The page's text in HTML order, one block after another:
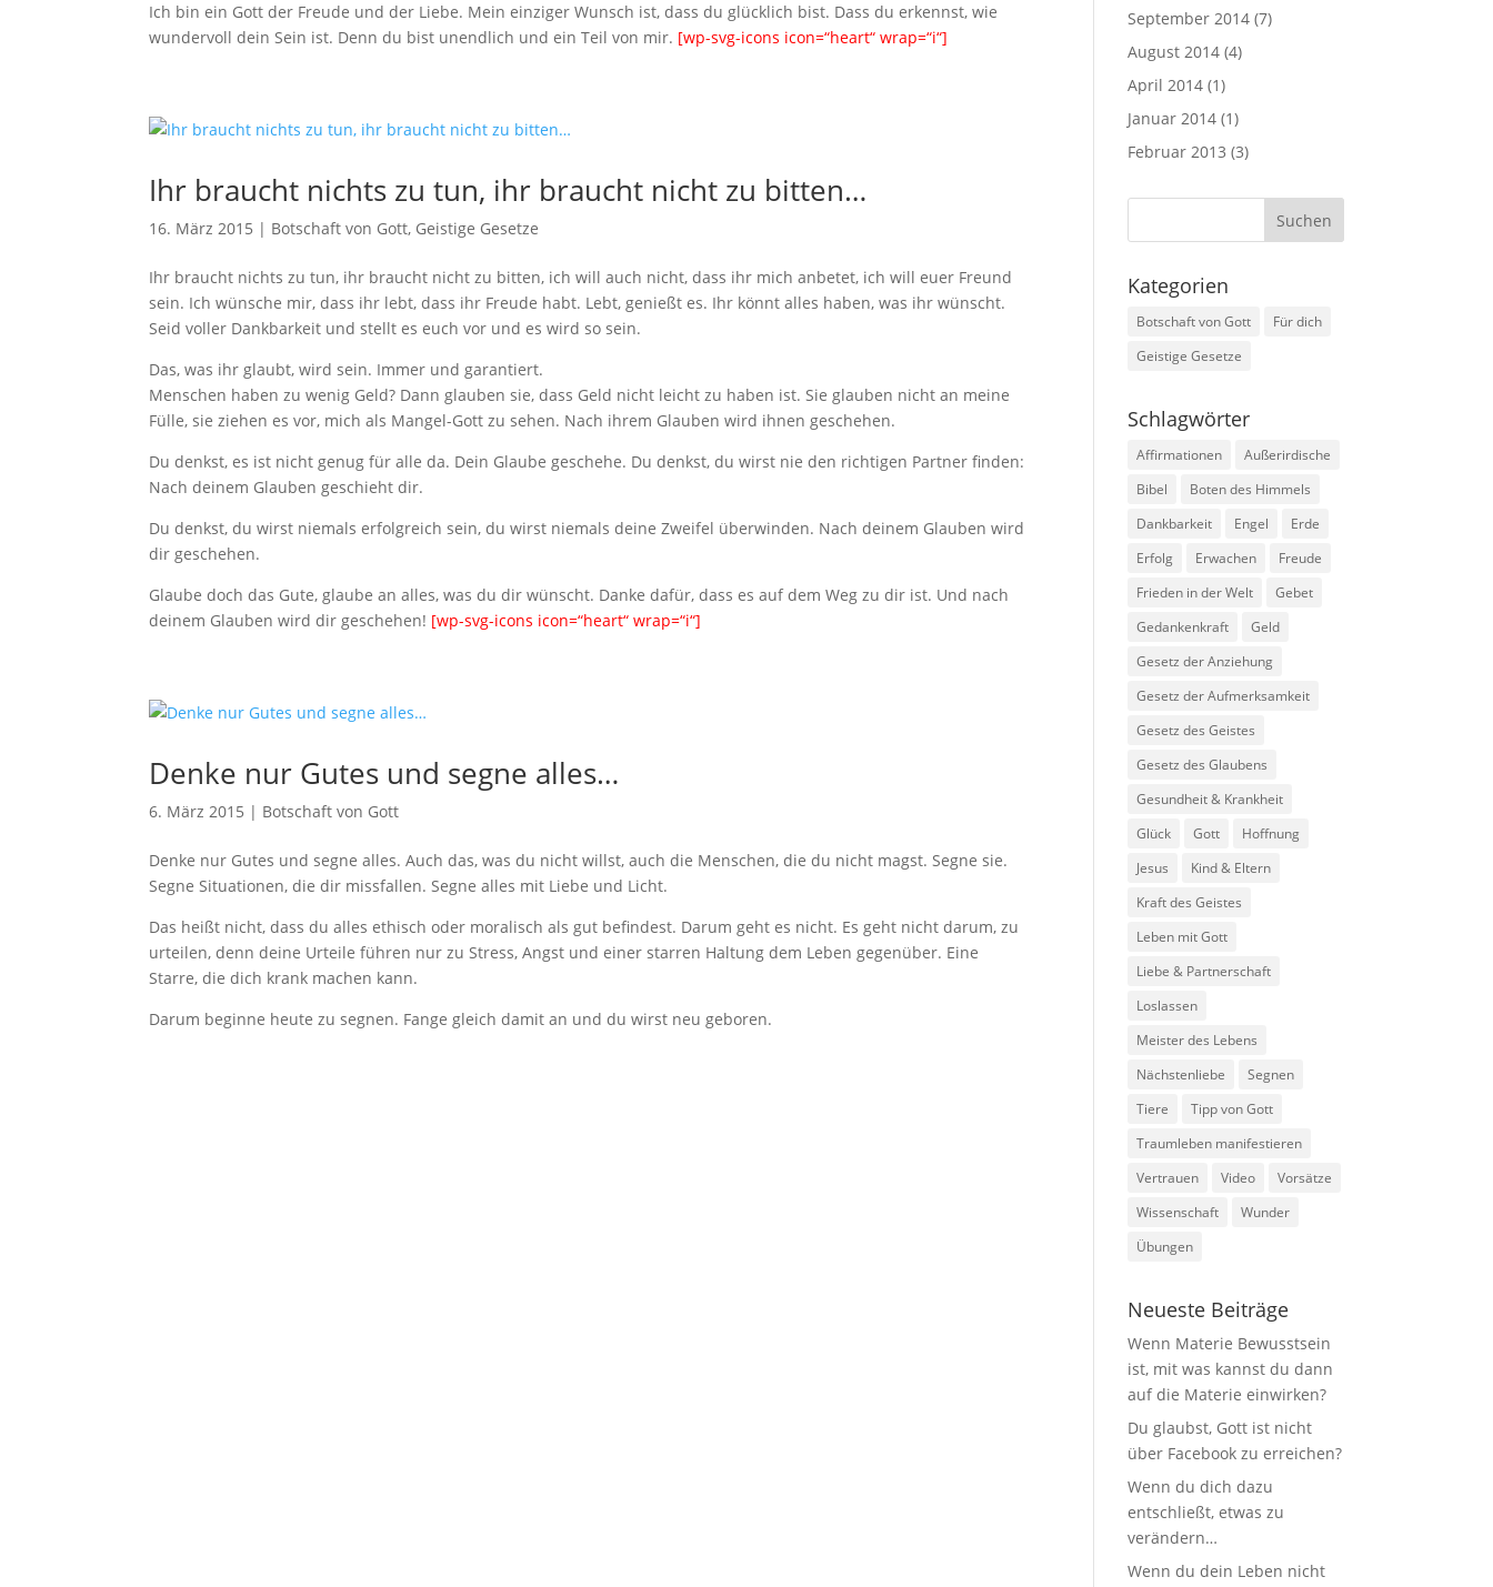
Ich bin ein Gott der Freude und der Liebe. Mein einziger Wunsch ist, dass du glücklich bist. Dass du erkennst, wie
wundervoll dein Sein ist. Denn du bist unendlich und ein Teil von mir. [wp-svg-icons icon=“heart“ wrap=“i“]
Ihr braucht nichts zu tun, ihr braucht nicht zu bitten…
16. März 2015 | Botschaft von Gott, Geistige Gesetze
Ihr braucht nichts zu tun, ihr braucht nicht zu bitten, ich will auch nicht, dass ihr mich anbetet, ich will euer Freund
sein. Ich wünsche mir, dass ihr lebt, dass ihr Freude habt. Lebt, genießt es. Ihr könnt alles haben, was ihr wünscht.
Seid voller Dankbarkeit und stellt es euch vor und es wird so sein.
Das, was ihr glaubt, wird sein. Immer und garantiert.
Menschen haben zu wenig Geld? Dann glauben sie, dass Geld nicht leicht zu haben ist. Sie glauben nicht an meine
Fülle, sie ziehen es vor, mich als Mangel-Gott zu sehen. Nach ihrem Glauben wird ihnen geschehen.
Du denkst, es ist nicht genug für alle da. Dein Glaube geschehe. Du denkst, du wirst nie den richtigen Partner finden:
Nach deinem Glauben geschieht dir.
Du denkst, du wirst niemals erfolgreich sein, du wirst niemals deine Zweifel überwinden. Nach deinem Glauben wird
dir geschehen.
Glaube doch das Gute, glaube an alles, was du dir wünscht. Danke dafür, dass es auf dem Weg zu dir ist. Und nach
deinem Glauben wird dir geschehen! [wp-svg-icons icon=“heart“ wrap=“i“]
Denke nur Gutes und segne alles…
6. März 2015 | Botschaft von Gott
Denke nur Gutes und segne alles. Auch das, was du nicht willst, auch die Menschen, die du nicht magst. Segne sie.
Segne Situationen, die dir missfallen. Segne alles mit Liebe und Licht.
Das heißt nicht, dass du alles ethisch oder moralisch als gut befindest. Darum geht es nicht. Es geht nicht darum, zu
urteilen, denn deine Urteile führen nur zu Stress, Angst und einer starren Haltung dem Leben gegenüber. Eine
Starre, die dich krank machen kann.
Darum beginne heute zu segnen. Fange gleich damit an und du wirst neu geboren.
September 2014 (7)
August 2014 (4)
April 2014 (1)
Januar 2014 (1)
Februar 2013 (3)
Kategorien
Botschaft von Gott
Für dich
Geistige Gesetze
Schlagwörter
Affirmationen
Außerirdische
Bibel
Boten des Himmels
Dankbarkeit
Engel
Erde
Erfolg
Erwachen
Freude
Frieden in der Welt
Gebet
Gedankenkraft
Geld
Gesetz der Anziehung
Gesetz der Aufmerksamkeit
Gesetz des Geistes
Gesetz des Glaubens
Gesundheit & Krankheit
Glück
Gott
Hoffnung
Jesus
Kind & Eltern
Kraft des Geistes
Leben mit Gott
Liebe & Partnerschaft
Loslassen
Meister des Lebens
Nächstenliebe
Segnen
Tiere
Tipp von Gott
Traumleben manifestieren
Vertrauen
Video
Vorsätze
Wissenschaft
Wunder
Übungen
Neueste Beiträge
Wenn Materie Bewusstsein
ist, mit was kannst du dann
auf die Materie einwirken?
Du glaubst, Gott ist nicht
über Facebook zu erreichen?
Wenn du dich dazu
entschließt, etwas zu
verändern…
Wenn du dein Leben nicht